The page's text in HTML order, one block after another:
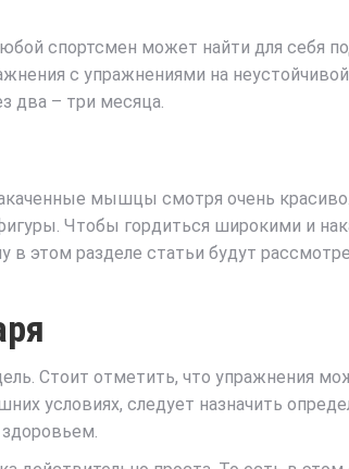
спортсмен может найти для себя
с упражнениями на
два – три месяца.
мышцы смотря очень
Чтобы гордиться широкими и
этом разделе статьи будут
Стоит отметить, что упражнения
условиях, следует назначить